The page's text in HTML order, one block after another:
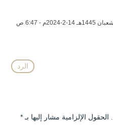
الرد
الحقول الإلزامية مشار إليها بـ *